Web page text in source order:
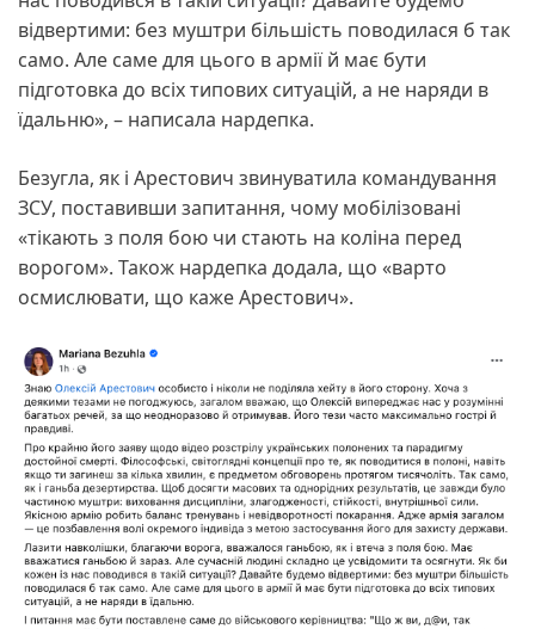
відвертими: без муштри більшість поводилася б так
само. Але саме для цього в армії й має бути
підготовка до всіх типових ситуацій, а не наряди в
їдальню», – написала нардепка.
Безугла, як і Арестович звинуватила командування
ЗСУ, поставивши запитання, чому мобілізовані
«тікають з поля бою чи стають на коліна перед
ворогом». Також нардепка додала, що «варто
осмислювати, що каже Арестович».